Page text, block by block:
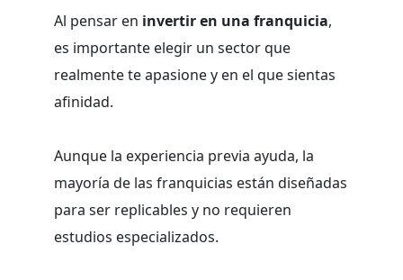
Al pensar en invertir en una franquicia,
es importante elegir un sector que
realmente te apasione y en el que sientas
afinidad.
Aunque la experiencia previa ayuda, la
mayoría de las franquicias están diseñadas
para ser replicables y no requieren
estudios especializados.